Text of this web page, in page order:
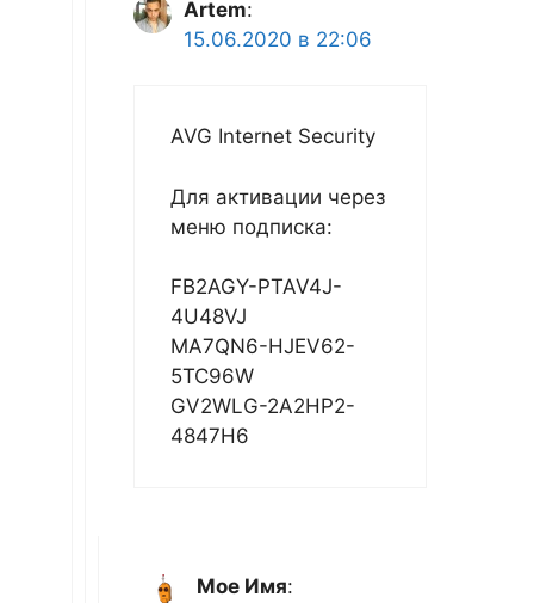
Artem:
15.06.2020 в 22:06
AVG Internet Security
Для активации через
меню подписка:
FB2AGY-PTAV4J-
4U48VJ
MA7QN6-HJEV62-
5TC96W
GV2WLG-2A2HP2-
4847H6
Мое Имя: